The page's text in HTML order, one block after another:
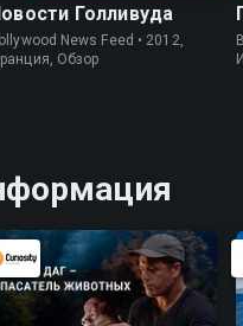
Голливуда
News Feed • 2012,
Обзор